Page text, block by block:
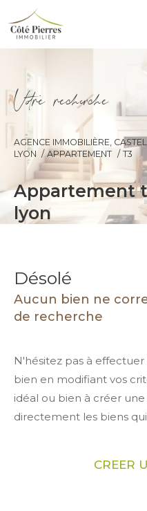
Vore recece
AGENCE IMMOBILIÈRE,
LYON
APPARTEMENT T3
appartement t3 à vendre sur
lyon
Désolé
Aucun bien ne
de recherche
N'hésitez pas à
bien en modifiant vos
idéal ou bien à créer
directement les biens
CREER